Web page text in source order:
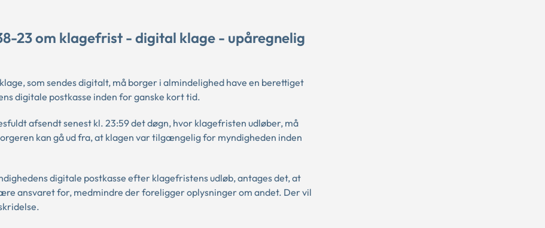
23 om klagefrist - digital klage - upåregnelig
som sendes digitalt, må borger i almindelighed have en berettiget
digitale postkasse inden for ganske kort tid.
afsendt senest kl. 23:59 det døgn, hvor klagefristen udløber, må
kan gå ud fra, at klagen var tilgængelig for myndigheden inden
digitale postkasse efter klagefristens udløb, antages det, at
ansvaret for, medmindre der foreligger oplysninger om andet. Der vil